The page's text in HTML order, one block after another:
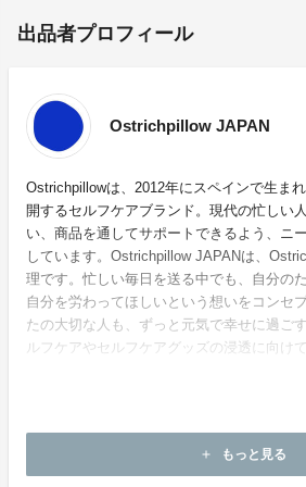
出品者プロフィール
Ostrichpillow JAPAN
Ostrichpillowは、2012年にスペインで生ま
開するセルフケアブランド。現代の忙しい
い、商品を通してサポートできるよう、ニ
しています。Ostrichpillow JAPANは、
理です。忙しい毎日を送る中でも、自分の
自分を労わってほしいという想いをコンセ
たの大切な人も、ずっと元気で幸せに過ご
ルフケアやセルフケアグッズの浸透に向け
add もっと見る